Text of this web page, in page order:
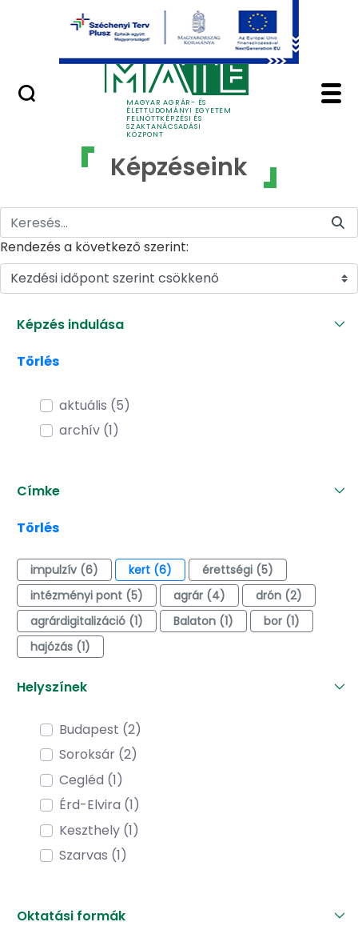
Ugrás a fő tartalomhoz
MAGYAR AGRÁR- ÉS
ÉLETTUDOMÁNYI EGYETEM
FELNŐTTKÉPZÉSI ÉS
SZAKTANÁCSADÁSI
KÖZPONT
Képzéseink - MATE
Képzéseink
Rendezés a következő szerint:
Kezdési időpont szerint csökkenő
Képzés indulása
Törlés
aktuális (5)
archív (1)
Címke
Törlés
impulzív (6) kert (6)
érettségi (5)
intézményi pont (5)
agrár (4)
drón (2)
agrárdigitalizáció (1)
Balaton (1)
bor (1)
hajózás (1)
Helyszínek
Budapest (2)
Soroksár (2)
Cegléd (1)
Érd-Elvira (1)
Keszthely (1)
Szarvas (1)
Oktatási formák